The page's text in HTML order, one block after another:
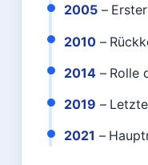
2005–
2010–
2014– Rolle
2019 –
2021 –